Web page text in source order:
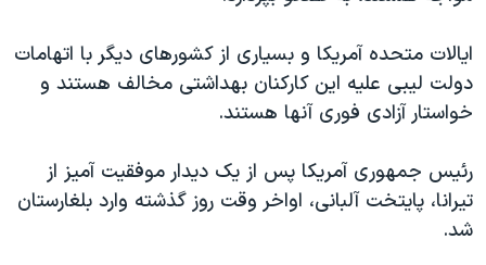
چهل سال گروگان‌گیری
قانون شفافیت دارائی کادر رهبری ایران
اسرائیل در جنگ
نرگس محمدی برنده جایزه نوبل صلح
ايالات متحده آمريکا و بسياری از کشورهای ديگر با اتهامات
دولت ليبی عليه اين کارکنان بهداشتی مخالف هستند و
خواستار آزادی فوری آنها هستند.
رئيس جمهوری آمريکا پس از يک ديدار موفقيت آميز از
تيرانا، پايتخت آلبانی، اواخر وقت روز گذشته وارد بلغارستان
شد.